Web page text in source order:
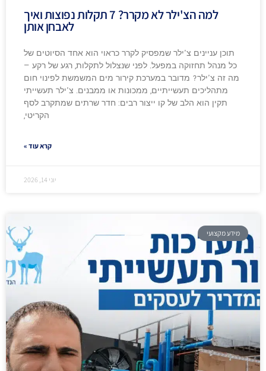
למה הצ'ילר לא מקרר? 7 תקלות נפוצות ואיך
לאבחן אותן
תוכן עניינים צ'ילר שמפסיק לקרר כראוי הוא אחד הסיוטים של
כל מנהל תחזוקה במפעל. לפני שנצלול לתקלות, רגע של רקע —
מה זה צ'ילר? מדובר במערכת קירור מים המשמשת לפינוי חום
מתהליכים תעשייתיים, ממכונות או ממבנים. צ'ילר תעשייתי
תקין הוא הלב של קו ייצור רבים: חדר שרתים שמתקרב לסף
הקריטי,
קרא עוד »
יוני 14, 2026
מידע מקצועי